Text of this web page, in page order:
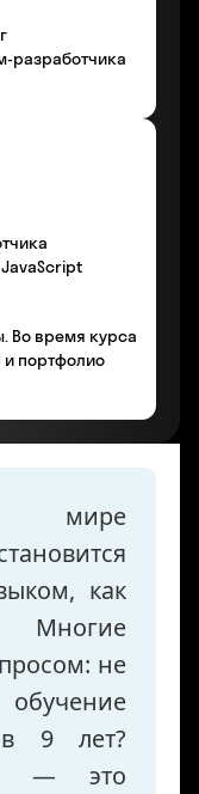
разработчика
JavaScript
Во время курса
и портфолио
мире
как
Многие
не
в 9 лет?
— это